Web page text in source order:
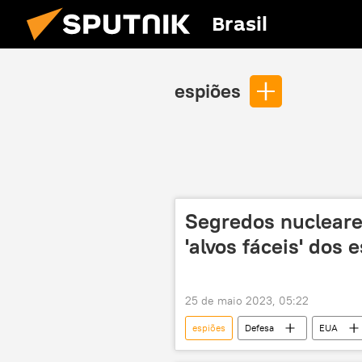
Brasil
espiões
Segredos
'alvos fáceis' dos
25 de maio 2023, 05:22
espiões Defesa EUA